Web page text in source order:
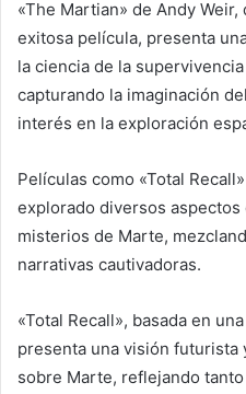
«The Martian» de Andy
exitosa película, presenta
la ciencia de la
capturando la imaginación
interés en la exploración
Películas como «Total
explorado diversos
misterios de Marte,
narrativas cautivadoras.
«Total Recall», basada en
presenta una visión futurista
sobre Marte, reflejando